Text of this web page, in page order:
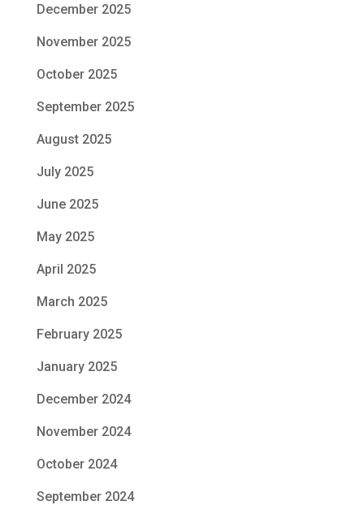
December 2025
November 2025
October 2025
September 2025
August 2025
July 2025
June 2025
May 2025
April 2025
March 2025
February 2025
January 2025
December 2024
November 2024
October 2024
September 2024